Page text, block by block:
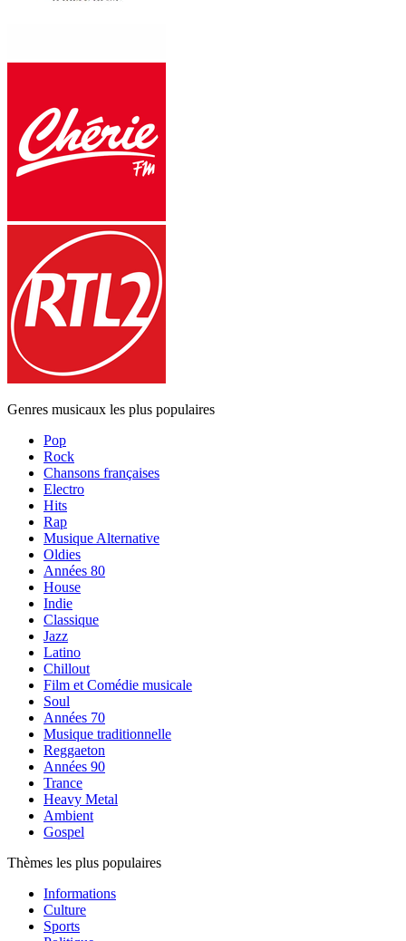
Genres musicaux les plus populaires
Pop
Rock
Chansons françaises
Electro
Hits
Rap
Musique Alternative
Oldies
Années 80
House
Indie
Classique
Jazz
Latino
Chillout
Film et Comédie musicale
Soul
Années 70
Musique traditionnelle
Reggaeton
Années 90
Trance
Heavy Metal
Ambient
Gospel
Thèmes les plus populaires
Informations
Culture
Sports